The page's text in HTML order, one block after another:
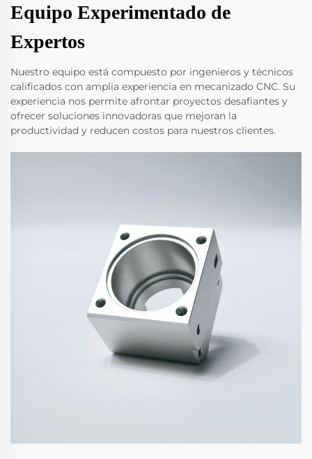
Equipo Experimentado de
Expertos
Nuestro equipo está compuesto por ingenieros y técnicos
calificados con amplia experiencia en mecanizado CNC. Su
experiencia nos permite afrontar proyectos desafiantes y
ofrecer soluciones innovadoras que mejoran la
productividad y reducen costos para nuestros clientes.